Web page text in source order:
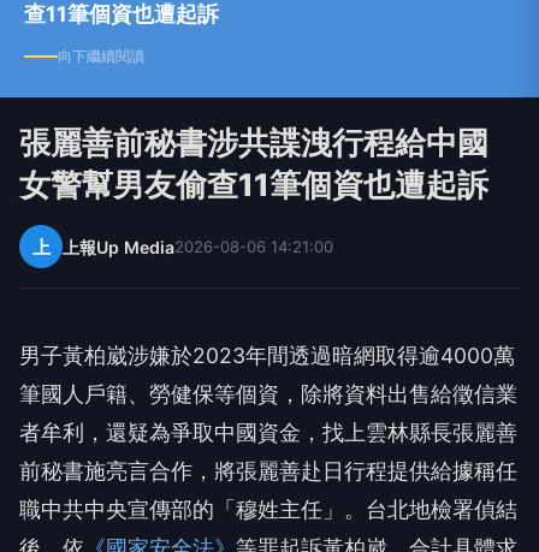
查11筆個資也遭起訴
向下繼續閱讀
張麗善前秘書涉共諜洩行程給中國
女警幫男友偷查11筆個資也遭起訴
上 上報Up Media2026-08-06 14:21:00
男子黃柏崴涉嫌於2023年間透過暗網取得逾4000萬
筆國人戶籍、勞健保等個資，除將資料出售給徵信業
者牟利，還疑為爭取中國資金，找上雲林縣長張麗善
前秘書施亮言合作，將張麗善赴日行程提供給據稱任
職中共中央宣傳部的「穆姓主任」。台北地檢署偵結